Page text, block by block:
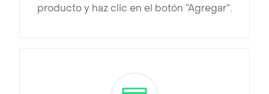
producto y haz clic en el botón “Agregar”.